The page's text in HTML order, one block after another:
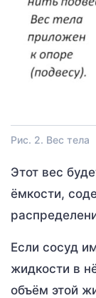
Рис. 2. Вес тела
Этот вес
ёмкости,
Если сосуд
жидкости в
объём этой